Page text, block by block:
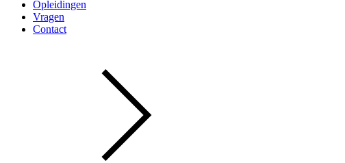
Opleidingen
Vragen
Contact